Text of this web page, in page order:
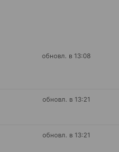
обновл. в 13:08
обновл. в 13:21
обновл. в 13:21